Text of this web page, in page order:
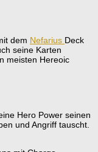
dem Nefarius Deck
seine Karten
meisten Hereoic
Hero Power seinen
und Angriff tauscht.